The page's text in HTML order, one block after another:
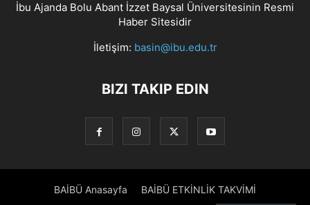
İbu Ajanda Bolu Abant İzzet Baysal Üniversitesinin Resmi
Haber Sitesidir
İletişim: basin@ibu.edu.tr
BIZI TAKIP EDIN
BAİBÜ Anasayfa BAİBÜ ETKİNLİK TAKVİMİ